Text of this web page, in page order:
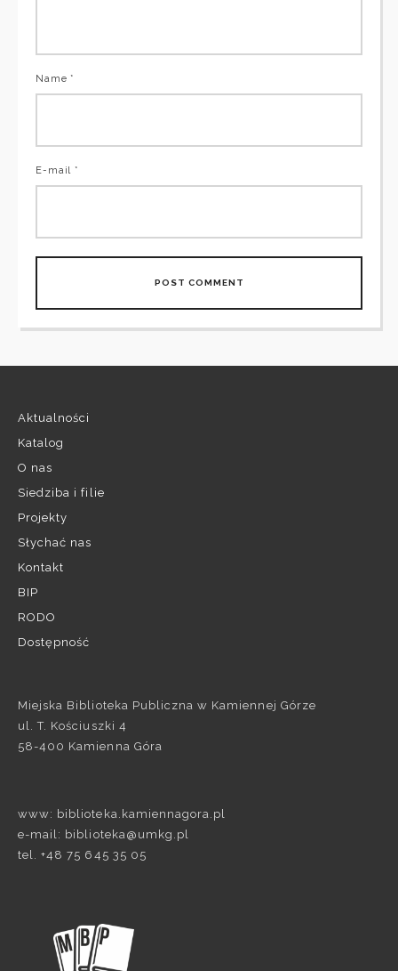
Name *
E-mail *
Aktualności
Katalog
O nas
Siedziba i filie
Projekty
Słychać nas
Kontakt
BIP
RODO
Dostępność
Miejska Biblioteka Publiczna w Kamiennej Górze
ul. T. Kościuszki 4
58-400 Kamienna Góra
www: biblioteka.kamiennagora.pl
e-mail: biblioteka@umkg.pl
tel. +48 75 645 35 05